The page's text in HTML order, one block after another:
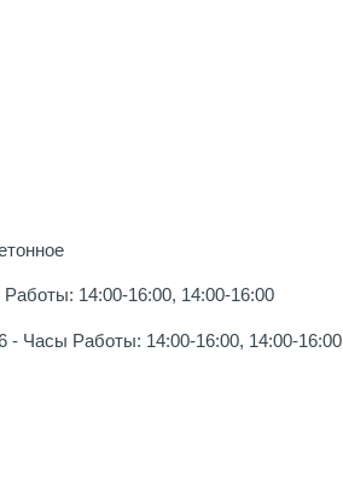
14:00-16:00, 14:00-16:00
- Часы Работы: 14:00-16:00, 14:00-16:00